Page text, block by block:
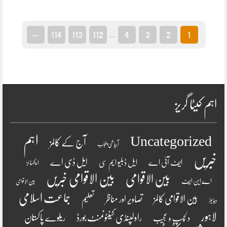
1
2
3
4
112
113
114
←
اہم کیٹا گریز
Uncategorized آبپاشی پنجاب آج کے کالمز
اہم
خبریں
ایف آئی اے ایل ڈبلیو ایم سی ایل ڈی اے ایکسائز
اے این ایف بین الاقوامی بین الاقوامی خبریں بین الاقوامی
ویڈیوز بین الاقوامی کالمز تصاویر اور مناظر تعلیم
جماعت اسلامی
لاہور
دلچسپ و عجیب راولپنڈی کینٹونمنٹ بورڈ ریلوے پاکستان